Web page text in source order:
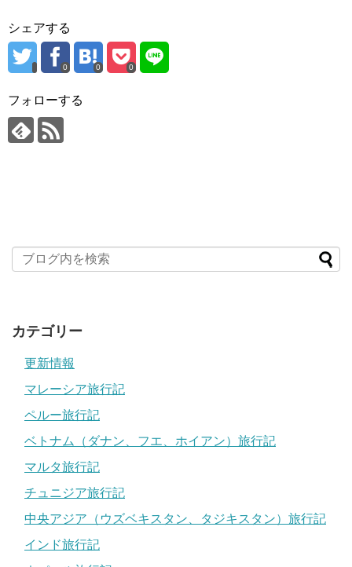
シェアする
0 0 0
フォローする
カテゴリー
更新情報
マレーシア旅行記
ペルー旅行記
ベトナム（ダナン、フエ、ホイアン）旅行記
マルタ旅行記
チュニジア旅行記
中央アジア（ウズベキスタン、タジキスタン）旅行記
インド旅行記